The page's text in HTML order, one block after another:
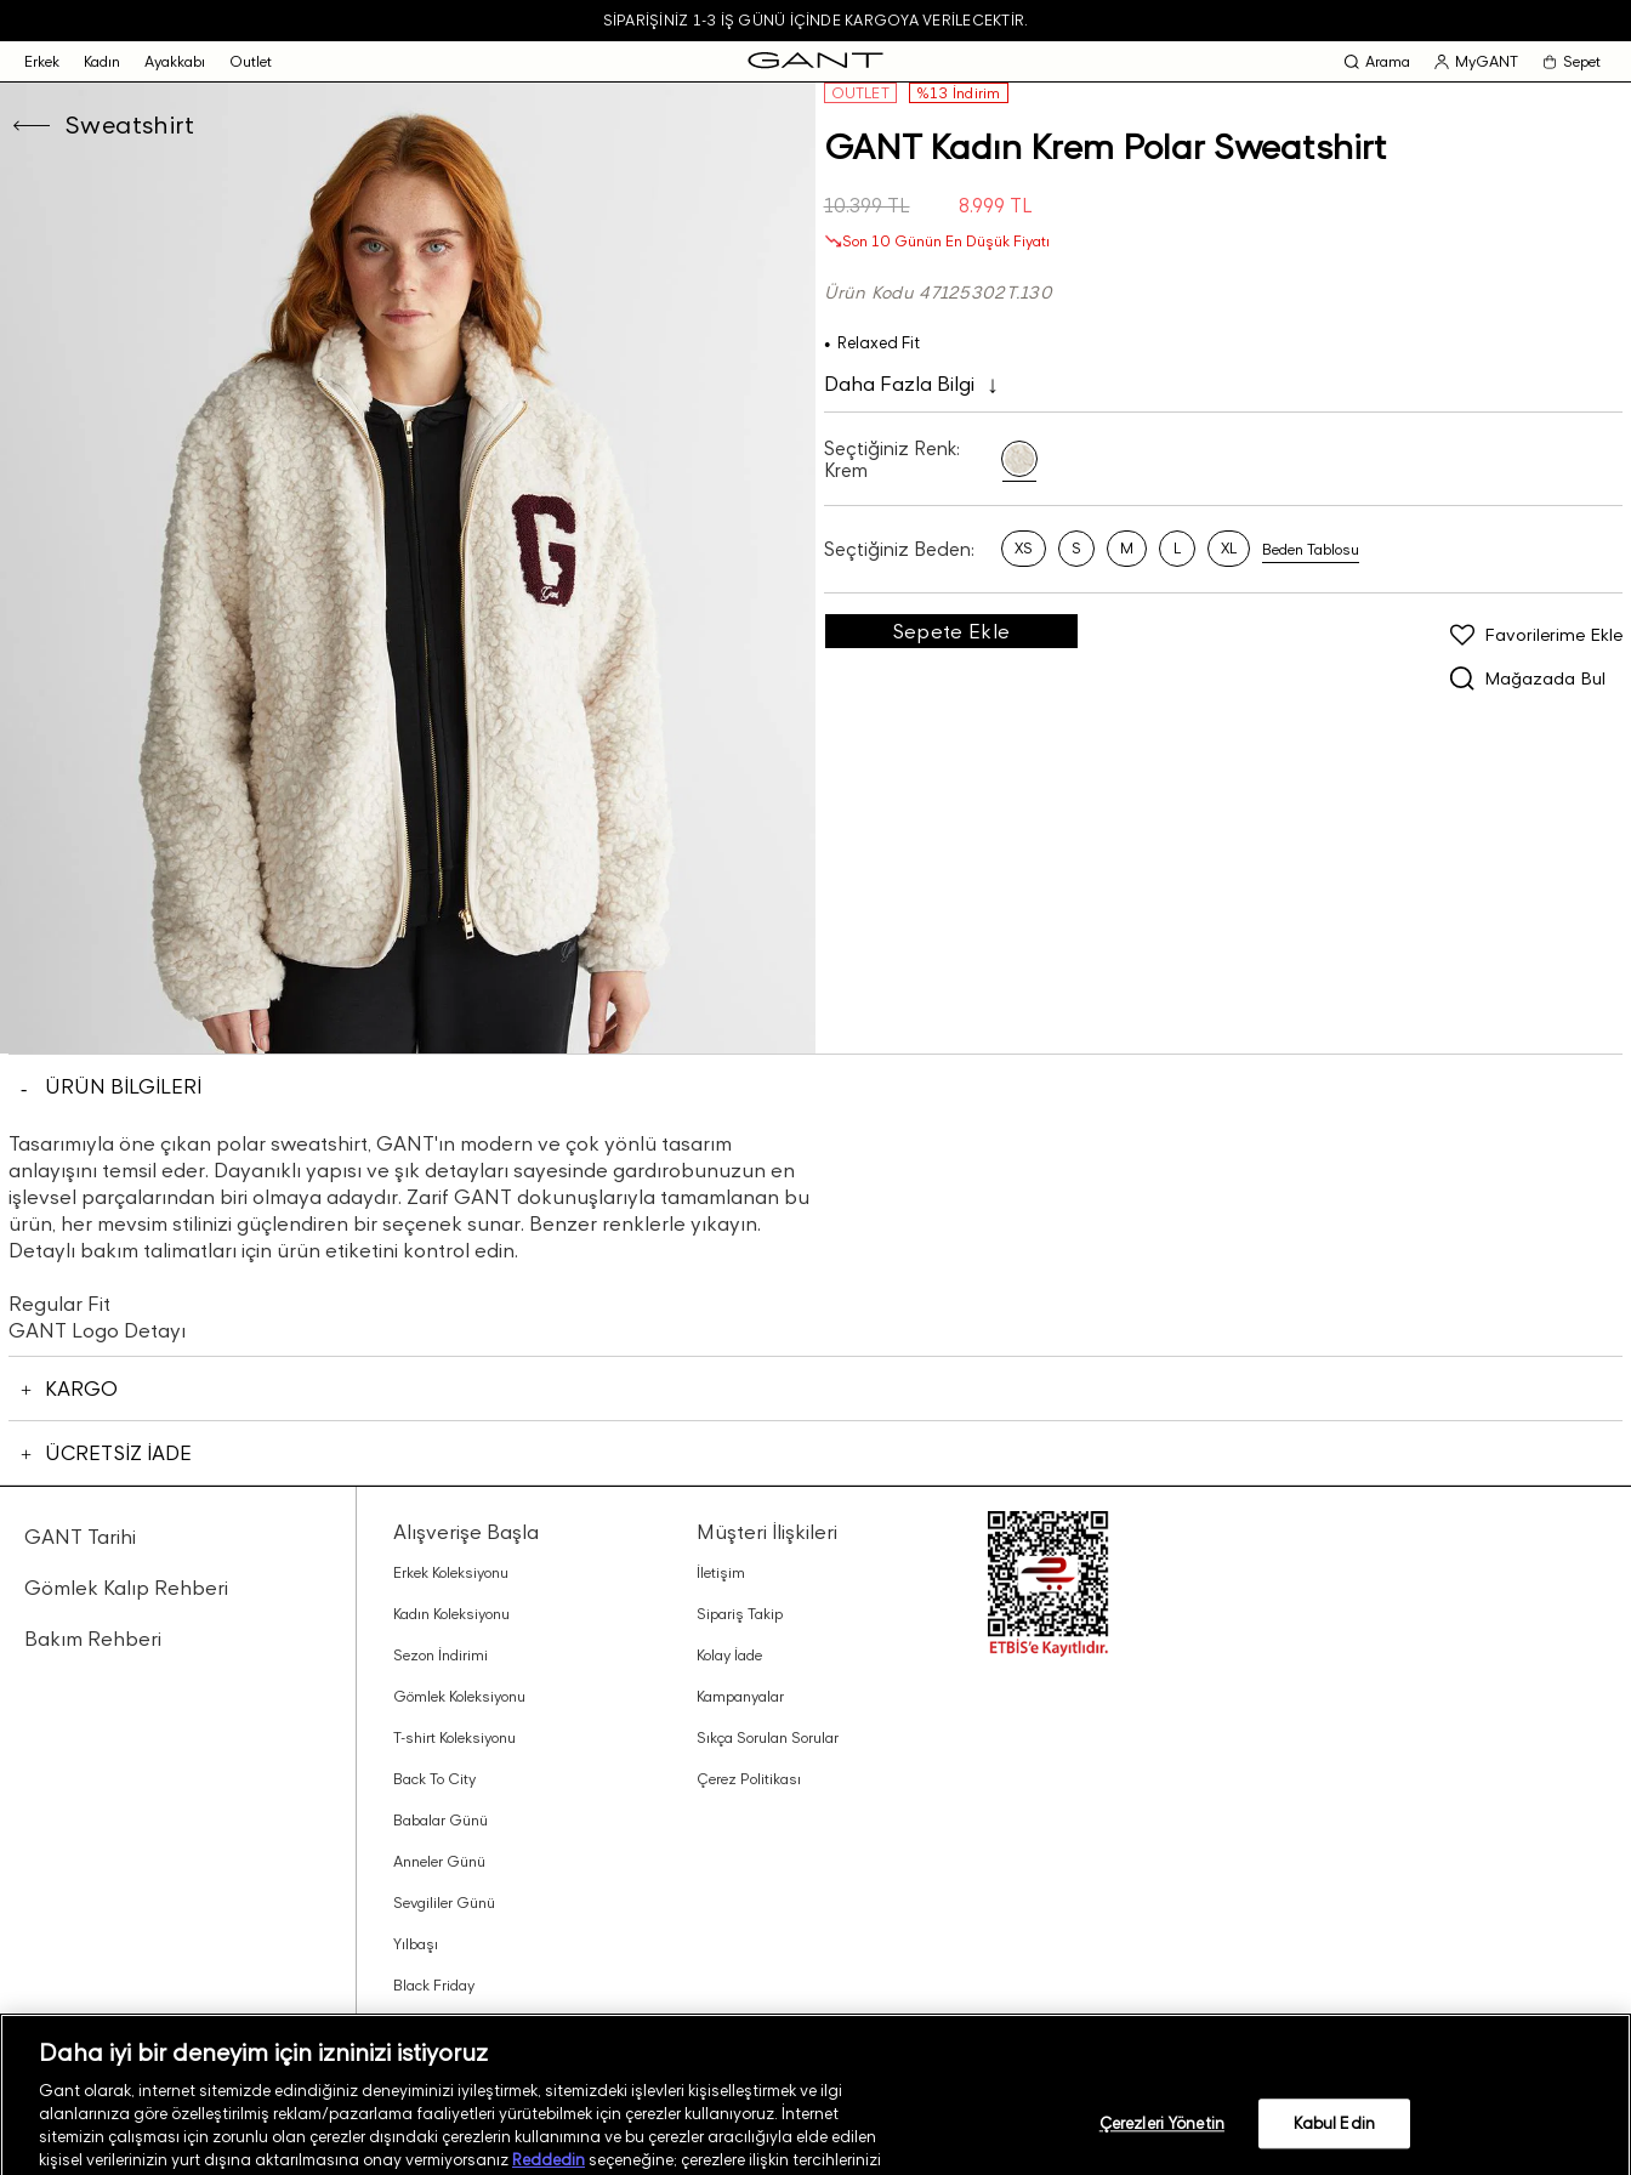
SIPARIŞINIZ 1-3 IŞ GÜNÜ IÇINDE KARGOYA VERILECEKTIR.
Erkek Kadın Ayakkabı Outlet Arama MyGANT Sepet
Sweatshirt
OUTLET %13 İndirim
GANT Kadın Krem Polar Sweatshirt
10.399 TL 8.999 TL
Son 10 Günün En Düşük Fiyatı
Ürün Kodu 47125302T.130
Relaxed Fit
Daha Fazla Bilgi
Seçtiğiniz Renk:
Krem
Seçtiğiniz Beden: XS S M L XL Beden Tablosu
Sepete Ekle
Mağazada Bul
Favorilerime Ekle
ÜRÜN BİLGİLERİ
Tasarımıyla öne çıkan polar sweatshirt, GANT'ın modern ve çok yönlü tasarım
anlayışını temsil eder. Dayanıklı yapısı ve şık detayları sayesinde gardırobunuzun en
işlevsel parçalarından biri olmaya adaydır. Zarif GANT dokunuşlarıyla tamamlanan bu
ürün, her mevsim stilinizi güçlendiren bir seçenek sunar. Benzer renklerle yıkayın.
Detaylı bakım talimatları için ürün etiketini kontrol edin.
Regular Fit
GANT Logo Detayı
KARGO
ÜCRETSİZ İADE
GANT Tarihi
Gömlek Kalıp Rehberi
Bakım Rehberi
Alışverişe Başla
Erkek Koleksiyonu
Kadın Koleksiyonu
Sezon İndirimi
Gömlek Koleksiyonu
T-shirt Koleksiyonu
Back To City
Babalar Günü
Anneler Günü
Sevgililer Günü
Yılbaşı
Black Friday
Müşteri İlişkileri
İletişim
Sipariş Takip
Kolay İade
Kampanyalar
Sıkça Sorulan Sorular
Çerez Politikası
Türkiye Mağaza Bul
Daha iyi bir deneyim için izninizi istiyoruz
Gant olarak, internet sitemizde edindiğiniz deneyiminizi iyileştirmek, sitemizdeki işlevleri kişiselleştirmek ve ilgi
alanlarınıza göre özelleştirilmiş reklam/pazarlama faaliyetleri yürütebilmek için çerezler kullanıyoruz. İnternet
sitemizin çalışması için zorunlu olan çerezler dışındaki çerezlerin kullanımına ve bu çerezler aracılığıyla elde edilen
kişisel verilerinizin yurt dışına aktarılmasına onay vermiyorsanız Reddedin seçeneğine; çerezlere ilişkin tercihlerinizi
Çerezleri Yönetin Kabul Edin